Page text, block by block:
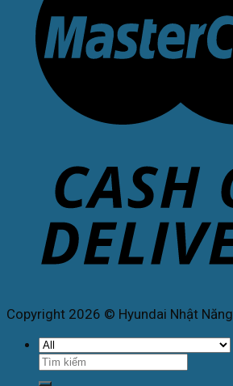
Copyright 2026 © Hyundai Nhật Năng
Tìm